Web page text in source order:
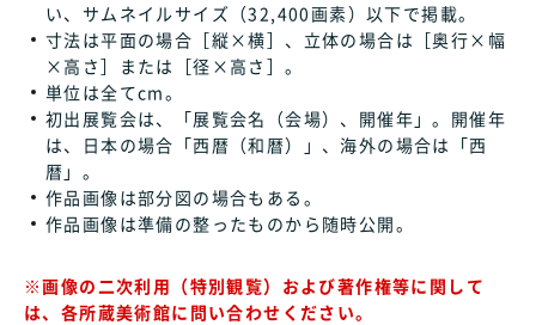
い、サムネイルサイズ（32,400画素）以下で掲載。
寸法は平面の場合［縦×横］、立体の場合は［奥行×幅
×高さ］または［径×高さ］。
単位は全てcm。
初出展覧会は、「展覧会名（会場）、開催年」。開催年
は、日本の場合「西暦（和暦）」、海外の場合は「西
暦」。
作品画像は部分図の場合もある。
作品画像は準備の整ったものから随時公開。
※画像の二次利用（特別観覧）および著作権等に関して
は、各所蔵美術館に問い合わせください。